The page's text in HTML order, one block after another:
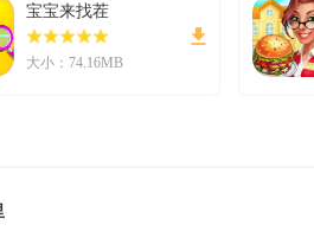
宝宝来找茬
大小：74.16MB